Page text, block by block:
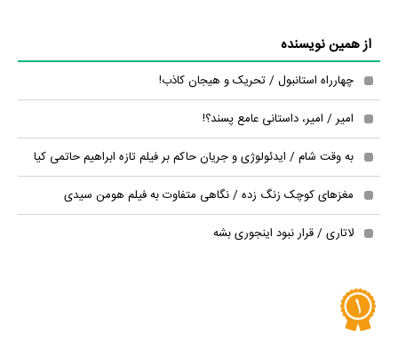
از همین نویسنده
چهارراه استانبول / تحریک و هیجان کاذب!
امیر / امیر، داستانی عامع پسند؟!
به وقت شام / ایدئولوژی و جریان حاکم بر فیلم تازه ابراهیم حاتمی کیا
مغزهای کوچک زنگ زده / نگاهی متفاوت به فیلم هومن سیدی
لاتاری / قرار نبود اینجوری بشه